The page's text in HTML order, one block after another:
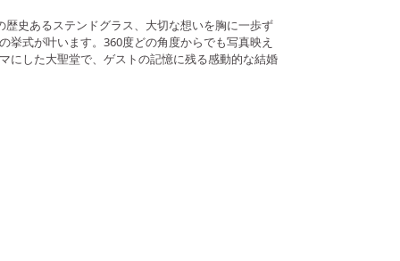
史あるステンドグラス、大切な想いを胸に一歩ず
式が叶います。360度どの角度からでも写真映え
にした大聖堂で、ゲストの記憶に残る感動的な結婚